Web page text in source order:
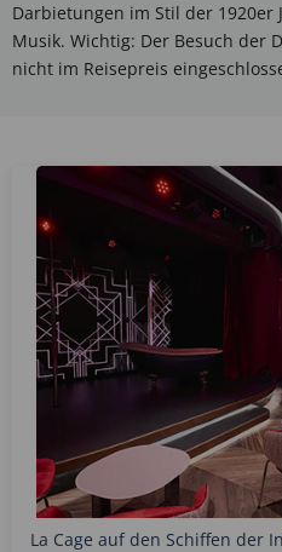
Darbietungen im Stil der 1920er
Musik. Wichtig: Der Besuch der
nicht im Reisepreis
La Cage auf den Schiffen der